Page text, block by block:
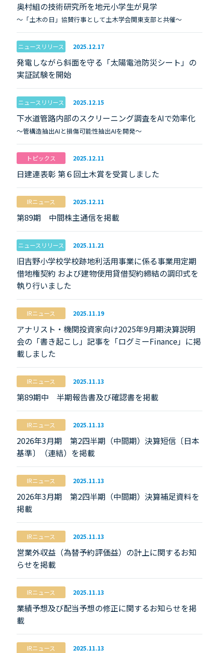
奥村組の技術研究所を地元小学生が見学
～「土木の日」協賛行事として土木学会関東支部と共催～
ニュースリリース 2025.12.17
発電しながら斜面を守る「太陽電池防災シート」の
実証試験を開始
ニュースリリース 2025.12.15
下水道管路内部のスクリーニング調査をAIで効率化
～管構造抽出AIと損傷可能性抽出AIを開発～
トピックス 2025.12.11
日建連表彰 第６回土木賞を受賞しました
IRニュース 2025.12.11
第89期 中間株主通信を掲載
ニュースリリース 2025.11.21
旧吉野小学校学校跡地利活用事業に係る事業用定期
借地権契約 および建物使用貸借契約締結の調印式を
執り行いました
IRニュース 2025.11.19
アナリスト・機関投資家向け2025年9月期決算説明
会の「書き起こし」記事を「ログミーFinance」に掲
載しました
IRニュース 2025.11.13
第89期中 半期報告書及び確認書を掲載
IRニュース 2025.11.13
2026年3月期 第2四半期（中間期）決算短信〔日本
基準〕（連結）を掲載
IRニュース 2025.11.13
2026年3月期 第2四半期（中間期）決算補足資料を
掲載
IRニュース 2025.11.13
営業外収益（為替予約評価益）の計上に関するお知
らせを掲載
IRニュース 2025.11.13
業績予想及び配当予想の修正に関するお知らせを掲
載
IRニュース 2025.11.13